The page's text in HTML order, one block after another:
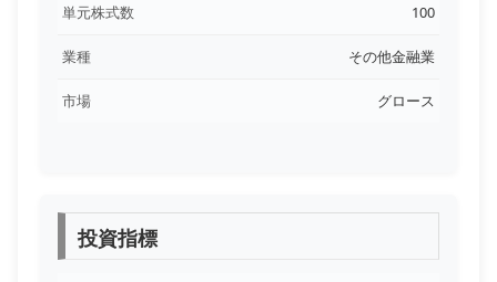
単元株式数 100
業種 その他金融業
市場 グロース
投資指標